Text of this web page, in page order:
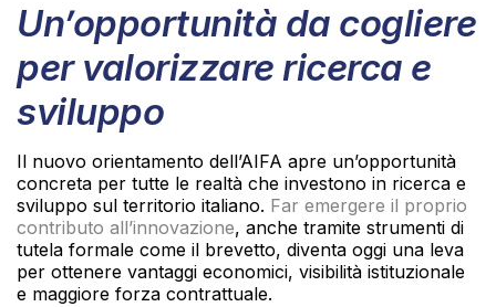
Un’opportunità da cogliere
per valorizzare ricerca e
sviluppo
Il nuovo orientamento dell’AIFA apre un’opportunità
concreta per tutte le realtà che investono in ricerca e
sviluppo sul territorio italiano. Far emergere il proprio
contributo all’innovazione, anche tramite strumenti di
tutela formale come il brevetto, diventa oggi una leva
per ottenere vantaggi economici, visibilità istituzionale
e maggiore forza contrattuale.